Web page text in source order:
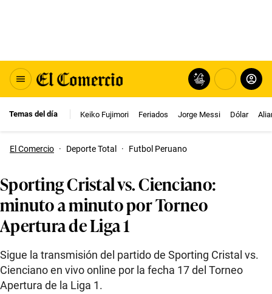
Temas del día Keiko Fujimori Feriados Jorge Messi Dólar
El Comercio · Deporte Total · Futbol Peruano
Sporting Cristal vs. Cienciano:
minuto a minuto por Torneo
Apertura de Liga 1
Sigue la transmisión del partido de Sporting Cristal vs.
Cienciano en vivo online por la fecha 17 del Torneo
Apertura de la Liga 1.